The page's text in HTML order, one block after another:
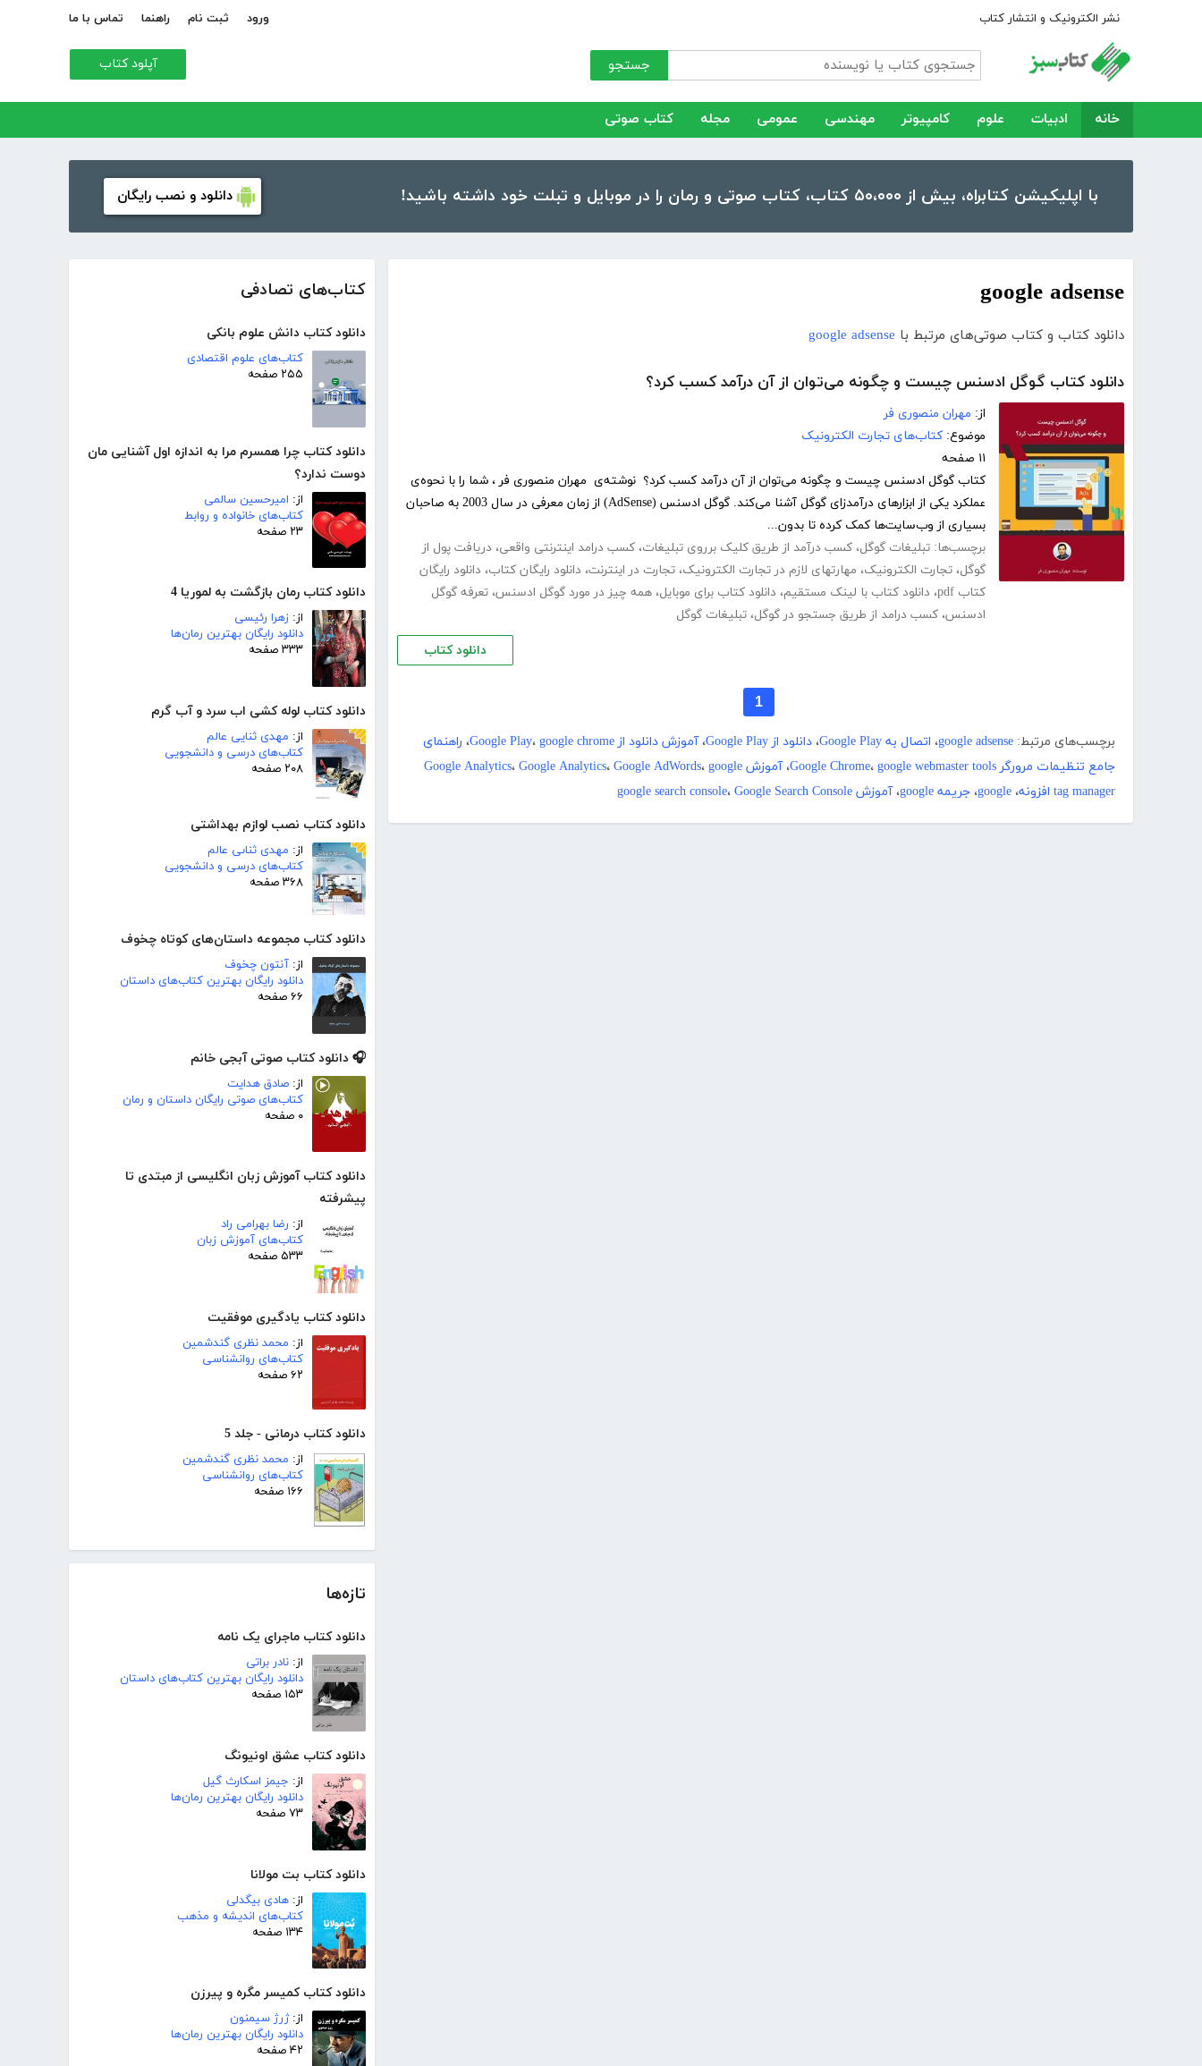
نشر الکترونیک و انتشار کتاب ورود ثبت نام راهنما تماس با ما
جستجو آپلود کتاب
خانه ادبیات علوم کامپیوتر مهندسی عمومی مجله کتاب صوتی
با اپلیکیشن کتابراه، بیش از ۵۰،۰۰۰ کتاب، کتاب صوتی و رمان را در موبایل و تبلت خود داشته باشید! دانلود و نصب رایگان
کتاب‌های تصادفی
دانلود کتاب دانش علوم بانکی
کتاب‌های علوم اقتصادی
۲۵۵ صفحه
دانلود کتاب چرا همسرم مرا به ‌اندازه اول آشنایی مان
دوست ندارد؟
از: امیرحسین سالمی
کتاب‌های خانواده و روابط
۲۳ صفحه
دانلود کتاب رمان بازگشت به لموریا 4
از: زهرا رئیسی
دانلود رایگان بهترین رمان‌ها
۳۳۳ صفحه
دانلود کتاب لوله کشی اب سرد و آب گرم
از: مهدى ثنایی عالم
کتاب‌های درسی و دانشجویی
۲۰۸ صفحه
دانلود کتاب نصب لوازم بهداشتی
از: مهدى ثناىى عالم
کتاب‌های درسی و دانشجویی
۳۶۸ صفحه
دانلود کتاب مجموعه داستان‌های کوتاه چخوف
از: آنتون چخوف
دانلود رایگان بهترین کتاب‌های داستان
۶۶ صفحه
🎧 دانلود کتاب صوتی آبجی خانم
از: صادق هدایت
کتاب‌های صوتی رایگان داستان و رمان
۰ صفحه
دانلود کتاب آموزش زبان انگلیسی از مبتدی تا
پیشرفته
از: رضا بهرامی راد
کتاب‌های آموزش زبان
۵۳۳ صفحه
دانلود کتاب یادگیری موفقیت
از: محمد نظری گندشمین
کتاب‌های روانشناسی
۶۲ صفحه
دانلود کتاب درمانی - جلد 5
از: محمد نظری گندشمین
کتاب‌های روانشناسی
۱۶۶ صفحه
تازه‌ها
دانلود کتاب ماجرای یک نامه
از: نادر براتی
دانلود رایگان بهترین کتاب‌های داستان
۱۵۳ صفحه
دانلود کتاب عشق اونیونگ
از: جیمز اسکارث گیل
دانلود رایگان بهترین رمان‌ها
۷۳ صفحه
دانلود کتاب بت مولانا
از: هادی بیگدلی
کتاب‌های اندیشه و مذهب
۱۳۴ صفحه
دانلود کتاب کمیسر مگره و پیرزن
از:ژرژ سیمنون
دانلود رایگان بهترین رمان‌ها
۴۲ صفحه
google adsense
دانلود کتاب و کتاب صوتی‌های مرتبط با google adsense
دانلود کتاب گوگل ادسنس چیست و چگونه می‌توان از آن درآمد کسب کرد؟
از: مهران منصوری فر
موضوع: کتاب‌های تجارت الکترونیک
۱۱ صفحه
کتاب گوگل ادسنس چیست و چگونه می‌توان از آن درآمد کسب کرد؟ نوشته‌ی مهران منصوری فر ، شما را با نحوه‌ی
عملکرد یکی از ابزارهای درآمدزای گوگل آشنا می‌کند. گوگل ادسنس (AdSense) از زمان معرفی در سال 2003 به صاحبان
بسیاری از وب‌سایت‌ها کمک کرده تا بدون...
برچسب‌ها: تبلیغات گوگل، کسب درآمد از طریق کلیک برروی تبلیغات، کسب درامد اینترنتی واقعی، دریافت پول از
گوگل، تجارت الکترونیک، مهارتهای لازم در تجارت الکترونیک، تجارت در اینترنت، دانلود رایگان کتاب، دانلود رایگان
کتاب pdf
، دانلود کتاب با لینک مستقیم، دانلود کتاب برای موبایل، همه چیز در مورد گوگل ادسنس، تعرفه گوگل
ادسنس، کسب درامد از طریق جستجو در گوگل، تبلیغات گوگل
دانلود کتاب
1
برچسب‌های مرتبط: google adsense، اتصال به Google Play ، دانلود از Google Play ،آموزش دانلود از Google Play ، google chrome ، راهنمای
جامع تنظیمات مرورگر Google Chrome
، google webmaster tools ،آموزش Google Analytics ، Google Analytics، Google AdWords، google
tag manager افزونه
، google، جریمه google ،آموزش google search console ، Google Search Console